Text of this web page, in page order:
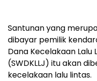
Santunan yang
dibayar pemilik
Dana Kecelakaan Lalu
(SWDKLLJ) itu akan
kecelakaan lalu lintas.